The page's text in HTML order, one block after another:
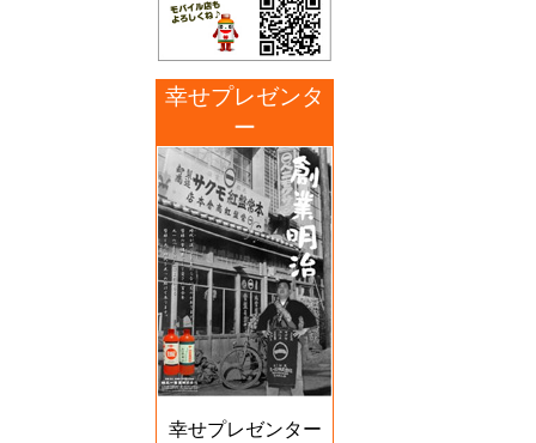
幸せプレゼンタ
ー
幸せプレゼンター